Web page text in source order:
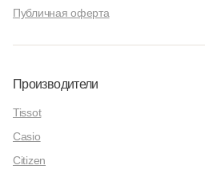
Публичная оферта
Производители
Tissot
Casio
Citizen